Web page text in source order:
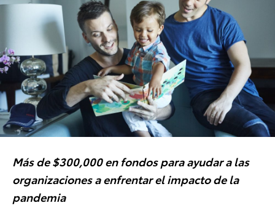
Más de $300,000 en fondos para ayudar a las
organizaciones a enfrentar el impacto de la
pandemia